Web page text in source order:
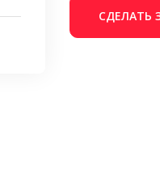
СДЕЛАТЬ